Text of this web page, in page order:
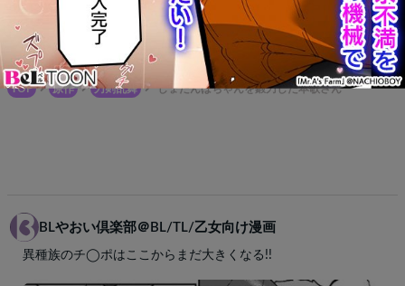
TOP 原作 刀剣乱舞 しょたんばちゃんを鍛刀した本歌さん
BLやおい倶楽部＠BL/TL/乙女向け漫画
異種族のチ◯ポはここからまだ大きくなる!!